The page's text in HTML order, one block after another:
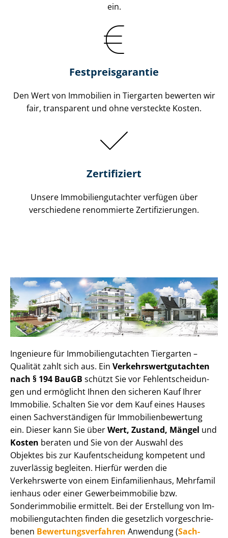
ein.
Festpreis​garantie
Den Wert von Immobilien in Tiergarten bewerten wir
fair, transparent und ohne versteckte Kosten.
Zertifiziert
Unsere Immobilien­gutachter verfügen über
verschiedene renommierte Zer­ti­fi­zie­run­gen.
Ingenieure für Im­mo­bi­li­en­gut­ach­ten Tiergarten –
Qualität zahlt sich aus. Ein Ver­kehrs­wert­gut­ach­ten
nach § 194 BauGB schützt Sie vor Fehl­ent­schei­dun­
gen und ermöglicht Ihnen den sicheren Kauf Ihrer
Immobilie. Schalten Sie vor dem Kauf eines Hauses
einen Sach­ver­stän­di­gen für Im­mo­bi­li­en­be­wer­tung
ein. Dieser kann Sie überWert, Zustand, Mängel und
Kosten beraten und Sie von der Auswahl des
Objektes bis zur Kauf­ent­schei­dung kompetent und
zuverlässig begleiten. Hierfür werden die
Verkehrswerte von einem Einfamilienhaus, Mehr­fa­mi­l
i­en­haus oder einer Ge­wer­be­im­mo­bi­lie bzw.
Sonderimmobilie ermittelt. Bei der Erstellung von Im­
mo­bi­li­en­gut­ach­ten finden die gesetzlich vor­ge­schrie­
be­nen Be­wer­tungs­ver­fah­ren Anwendung (Sach­